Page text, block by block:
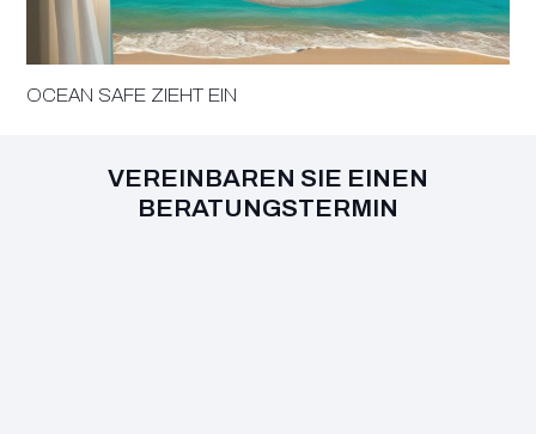
OCEAN SAFE ZIEHT EIN
VEREINBAREN SIE EINEN
BERATUNGSTERMIN